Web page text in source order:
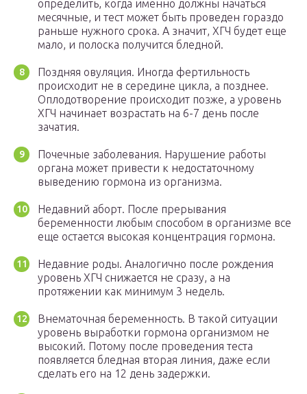
определить, когда именно должны начаться
месячные, и тест может быть проведен гораздо
раньше нужного срока. А значит, ХГЧ будет еще
мало, и полоска получится бледной.
Поздняя овуляция. Иногда фертильность
происходит не в середине цикла, а позднее.
Оплодотворение происходит позже, а уровень
ХГЧ начинает возрастать на 6-7 день после
зачатия.
Почечные заболевания. Нарушение работы
органа может привести к недостаточному
выведению гормона из организма.
Недавний аборт. После прерывания
беременности любым способом в организме все
еще остается высокая концентрация гормона.
Недавние роды. Аналогично после рождения
уровень ХГЧ снижается не сразу, а на
протяжении как минимум 3 недель.
Внематочная беременность. В такой ситуации
уровень выработки гормона организмом не
высокий. Потому после проведения теста
появляется бледная вторая линия, даже если
сделать его на 12 день задержки.